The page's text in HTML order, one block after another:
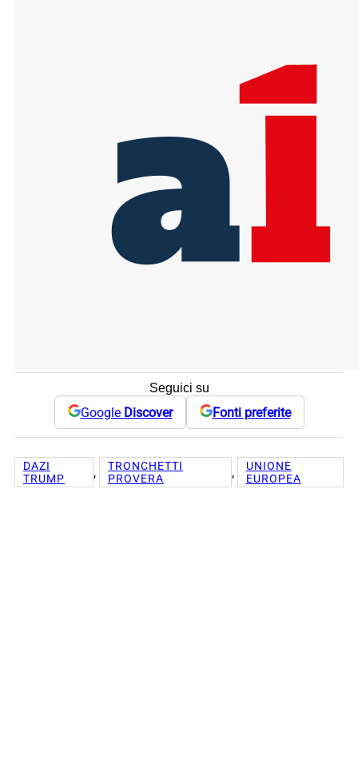
Seguici su
Google Discover Fonti preferite
DAZI
TRUMP
,
TRONCHETTI
PROVERA
,
UNIONE
EUROPEA